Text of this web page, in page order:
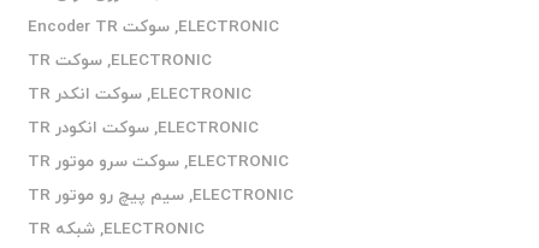
ELECTRONIC
,
سوکت Encoder TR
ELECTRONIC
,
سوکت TR
ELECTRONIC
,
سوکت انکدر TR
ELECTRONIC
,
سوکت انکودر TR
ELECTRONIC
,
سوکت سرو موتور TR
ELECTRONIC
,
سیم پیچ رو موتور TR
ELECTRONIC
,
شبکه TR